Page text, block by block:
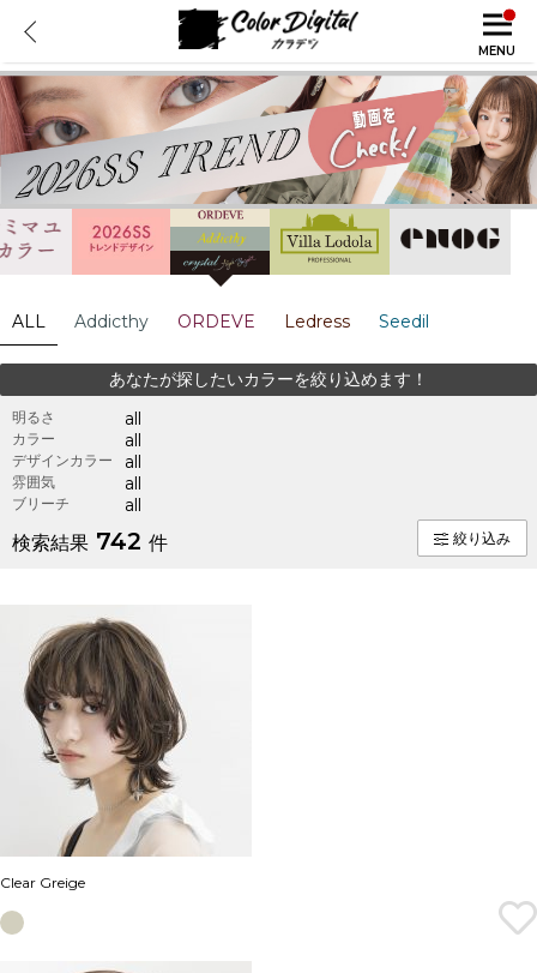
MENU
ALL Addicthy ORDEVE Ledress Seedil
あなたが探したいカラーを絞り込めます！
明るさ all
カラー all
デザインカラー all
雰囲気 all
ブリーチ all
検索結果 742 件 絞り込み
Clear Greige